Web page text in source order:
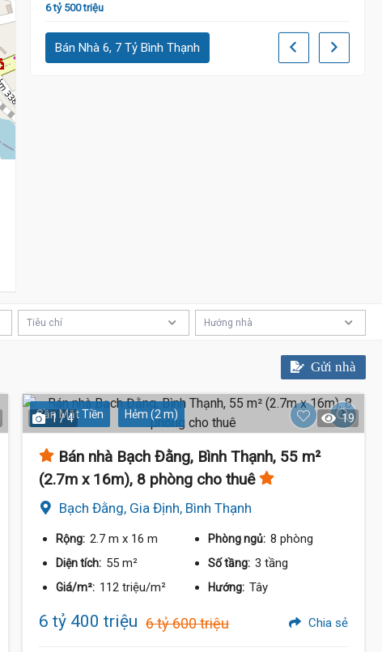
6 tỷ 500 triệu
Bán Nhà 6, 7 Tỷ Bình Thạnh
Tiêu chí Hướng nhà
Gửi nhà
Gần Mặt Tiền Hẻm (2 m)
1 / 4 19
Bán nhà Bạch Đằng, Bình Thạnh, 55 m²
(2.7m x 16m), 8 phòng cho thuê
Bạch Đằng, Gia Định, Bình Thạnh
Rộng: 2.7 m x 16 m Phòng ngủ: 8 phòng
Diện tích: 55 m² Số tầng: 3 tầng
Giá/m²: 112 triệu/m² Hướng: Tây
6 tỷ 400 triệu 6 tỷ 600 triệu Chia sẻ